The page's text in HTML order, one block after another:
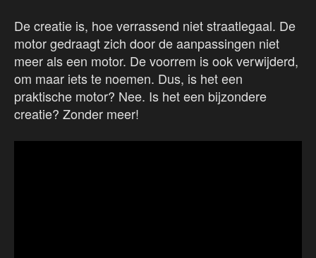
De creatie is, hoe verrassend niet straatlegaal. De
motor gedraagt zich door de aanpassingen niet
meer als een motor. De voorrem is ook verwijderd,
om maar iets te noemen. Dus, is het een
praktische motor? Nee. Is het een bijzondere
creatie? Zonder meer!